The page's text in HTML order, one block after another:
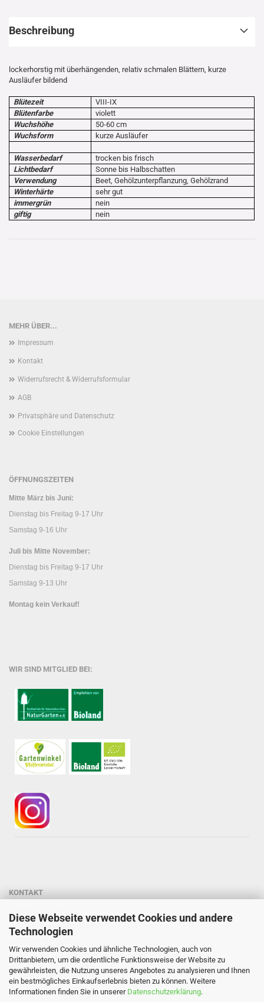
Diese Webseite verwendet Cookies und andere
Technologien
Wir verwenden Cookies und ähnliche Technologien, auch von
Drittanbietern, um die ordentliche Funktionsweise der Website zu
gewährleisten, die Nutzung unseres Angebotes zu analysieren und Ihnen
ein bestmögliches Einkaufserlebnis bieten zu können. Weitere
Informationen finden Sie in unserer Datenschutzerklärung.
Beschreibung
lockerhorstig mit überhängenden, relativ schmalen Blättern, kurze
Ausläufer bildend
Blütezeit
VIII-IX
Blütenfarbe
violett
Wuchshöhe
50-60 cm
Wuchsform
kurze Ausläufer
Wasserbedarf
trocken bis frisch
Lichtbedarf
Sonne bis Halbschatten
Verwendung
Beet, Gehölzunterpflanzung, Gehölzrand
Winterhärte
sehr gut
immergrün
nein
giftig
nein
MEHR ÜBER...
Impressum
Kontakt
Widerrufsrecht & Widerrufsformular
AGB
Privatsphäre und Datenschutz
Cookie Einstellungen
ÖFFNUNGSZEITEN
Mitte März bis Juni:
Dienstag bis Freitag 9-17 Uhr
Samstag 9-16 Uhr
Juli bis Mitte November:
Dienstag bis Freitag 9-17 Uhr
Samstag 9-13 Uhr
Montag kein Verkauf!
WIR SIND MITGLIED BEI:
KONTAKT
Dipl.-Ing. Susanne Spatz-Behmenburg
Tel: 0 88 03 - 47 80 900
Mail: info@staudenspatz.de